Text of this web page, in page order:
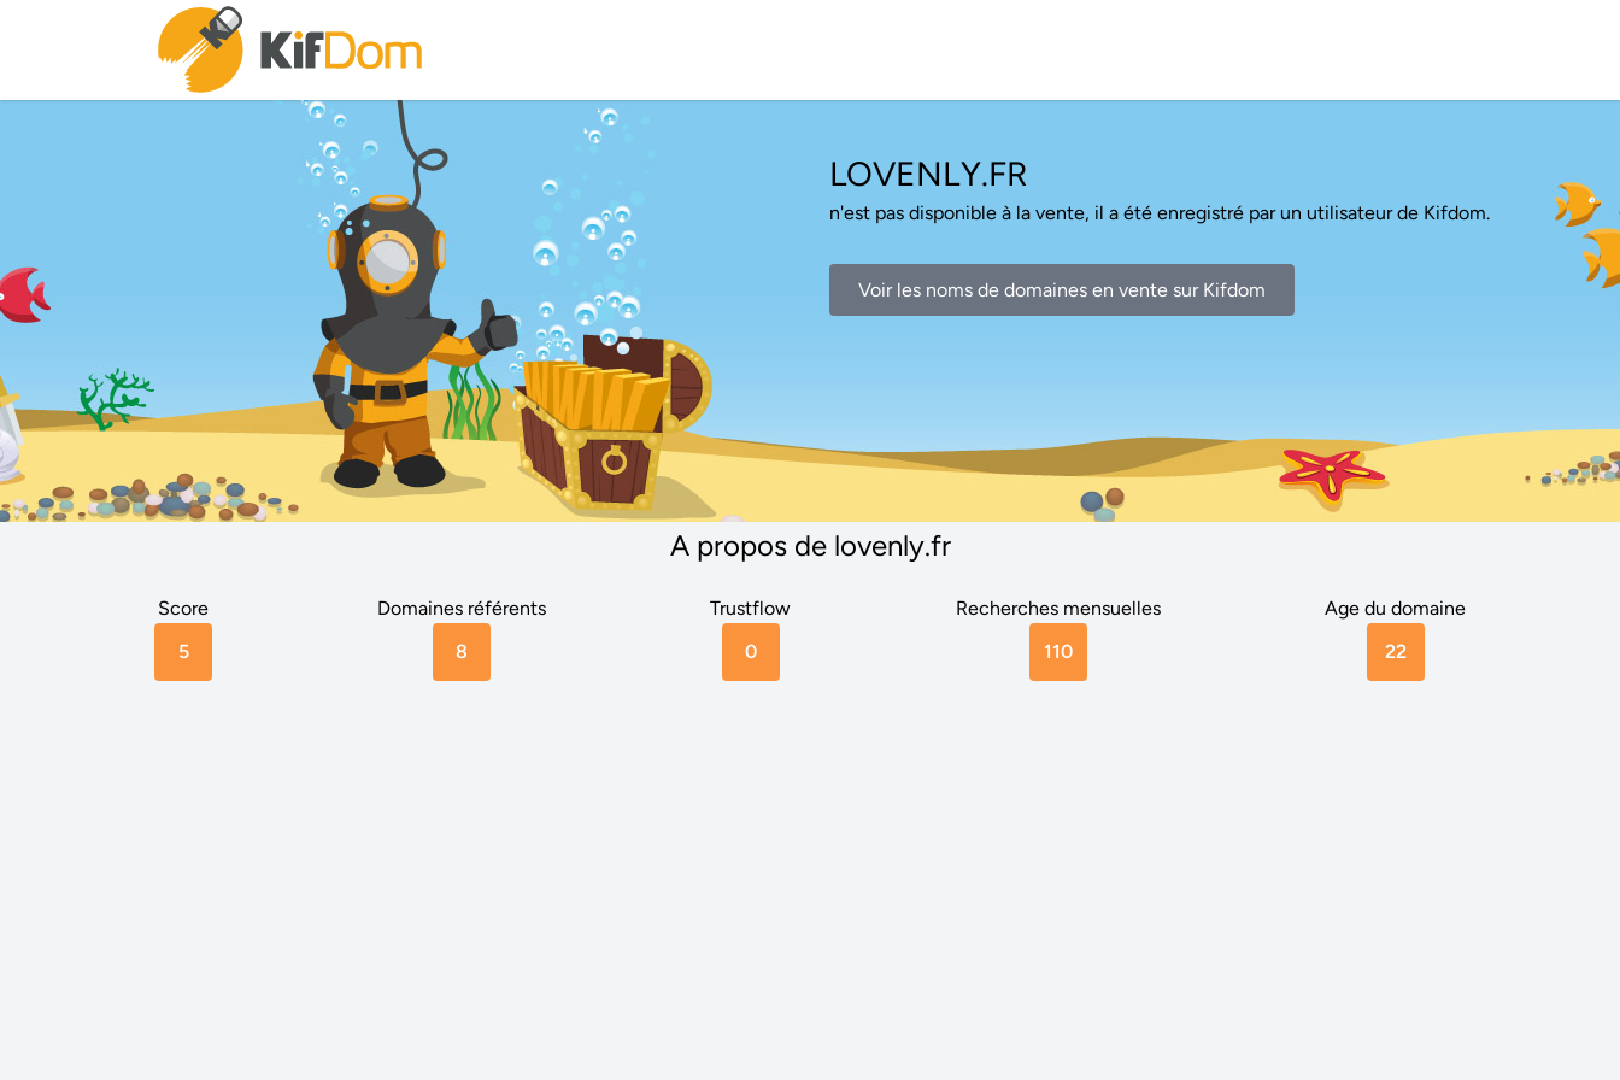
LOVENLY.FR
n'est pas disponible à la vente, il a été enregistré par un utilisateur de Kifdom.
Voir les noms de domaines en vente sur Kifdom
A propos de lovenly.fr
Score
5
Domaines référents
8
Trustflow
0
Recherches mensuelles
110
Age du domaine
22